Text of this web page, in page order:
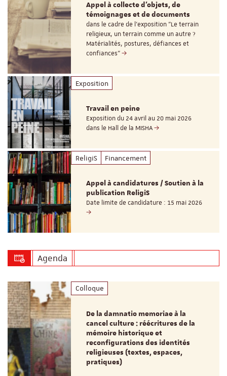
Appel à collecte d'objets, de
témoignages et de documents
dans le cadre de l'exposition "Le terrain
religieux, un terrain comme un autre ?
Matérialités, postures, défiances et
confiances"
Exposition
Travail en peine
Exposition du 24 avril au 20 mai 2026
dans le Hall de la MISHA
ReligiS Financement
Appel à candidatures / Soutien à la
publication ReligiS
Date limite de candidature : 15 mai 2026
Agenda
Colloque
De la damnatio memoriae à la
cancel culture : réécritures de la
mémoire historique et
reconfigurations des identités
religieuses (textes, espaces,
pratiques)